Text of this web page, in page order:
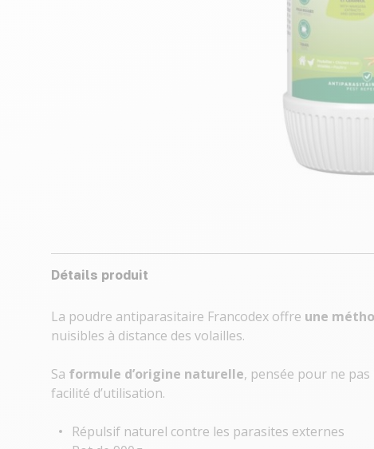
Détails produit
La poudre antiparasitaire Francodex offre une
nuisibles à distance des volailles.
Sa formule d’origine naturelle, pensée pour ne
facilité d’utilisation.
Répulsif naturel contre les parasites externes